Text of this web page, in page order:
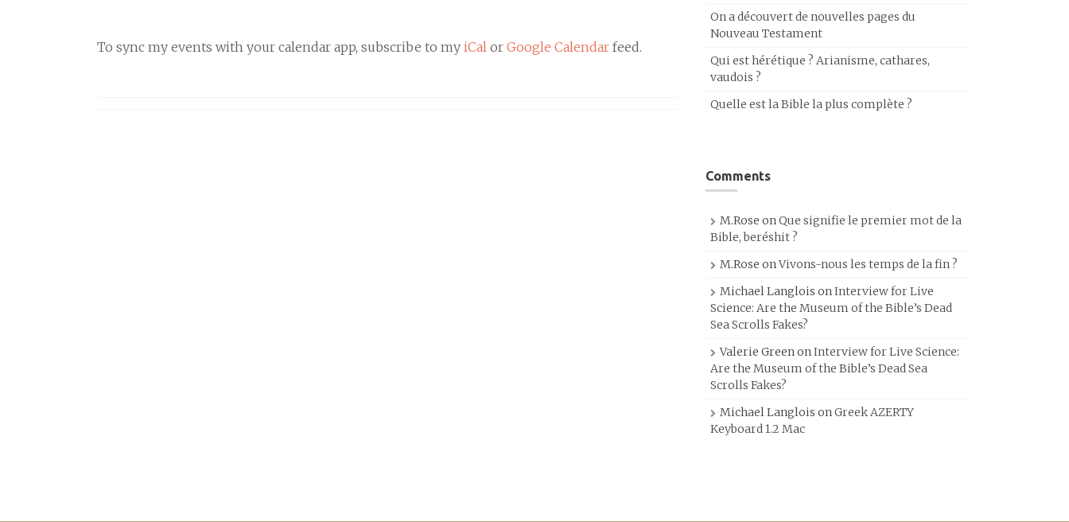
To sync my events with your calendar app, subscribe to my iCal or Google Calendar feed.
On a découvert de nouvelles pages du
Nouveau Testament
Qui est hérétique ? Arianisme, cathares,
vaudois ?
Quelle est la Bible la plus complète ?
Comments
M.Rose onQue signifie le premier mot de la
Bible, beréshit ?
M.Rose onVivons-nous les temps de la fin ?
Michael Langlois onInterview for Live
Science: Are the Museum of the Bible’s Dead
Sea Scrolls Fakes?
Valerie GreenonInterview for Live Science:
Are the Museum of the Bible’s Dead Sea
Scrolls Fakes?
Michael Langlois onGreek AZERTY
Keyboard 1.2 Mac